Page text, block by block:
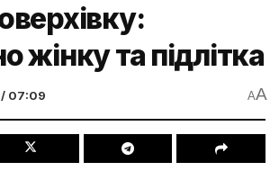
жінку та підлітка
07:09 AA